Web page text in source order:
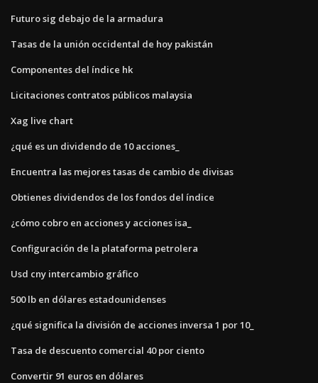
Futuro sig debajo de la armadura
Tasas de la unión occidental de hoy pakistán
Componentes del índice hk
Licitaciones contratos públicos malaysia
Xag live chart
¿qué es un dividendo de 10 acciones_
Encuentra las mejores tasas de cambio de divisas
Obtienes dividendos de los fondos del índice
¿cómo cobro en acciones y acciones isa_
Configuración de la plataforma petrolera
Usd cny intercambio gráfico
500 lb en dólares estadounidenses
¿qué significa la división de acciones inversa 1 por 10_
Tasa de descuento comercial 40 por ciento
Convertir 91 euros en dólares